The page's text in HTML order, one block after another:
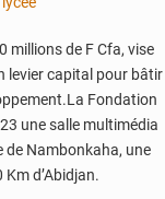
millions de F Cfa, vise
levier capital pour bâtir
Fondation
une salle multimédia
de Nambonkaha, une
d’Abidjan.